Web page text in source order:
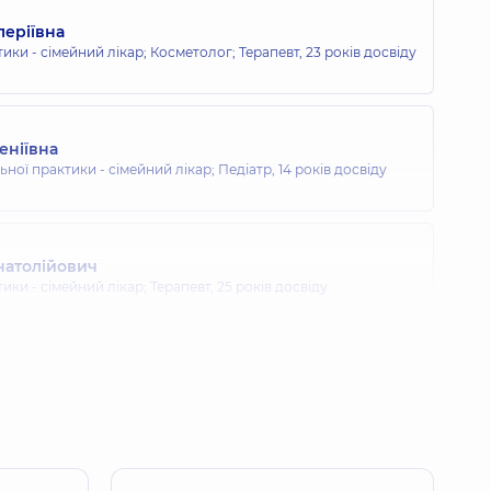
- сімейний лікар; Косметолог; Терапевт, 23 років досвіду
практики - сімейний лікар; Педіатр, 14 років досвіду
- сімейний лікар; Терапевт, 25 років досвіду